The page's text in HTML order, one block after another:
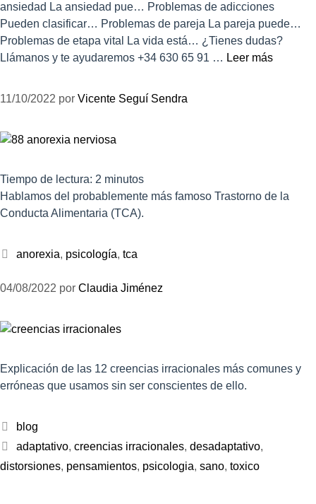
ansiedad La ansiedad pue… Problemas de adicciones
Pueden clasificar… Problemas de pareja La pareja puede…
Problemas de etapa vital La vida está… ¿Tienes dudas?
Llámanos y te ayudaremos +34 630 65 91 … Leer más
11/10/2022 por Vicente Seguí Sendra
Tiempo de lectura: 2 minutos
Hablamos del probablemente más famoso Trastorno de la
Conducta Alimentaria (TCA).
anorexia, psicología, tca
04/08/2022 por Claudia Jiménez
Explicación de las 12 creencias irracionales más comunes y
erróneas que usamos sin ser conscientes de ello.
blog
adaptativo, creencias irracionales, desadaptativo,
distorsiones, pensamientos, psicologia, sano, toxico